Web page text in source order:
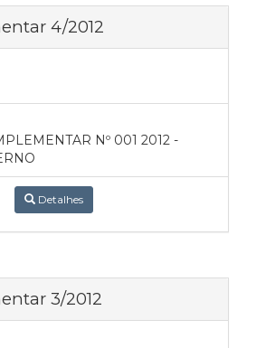
4/2012
Nº 001 2012 -
Detalhes
3/2012